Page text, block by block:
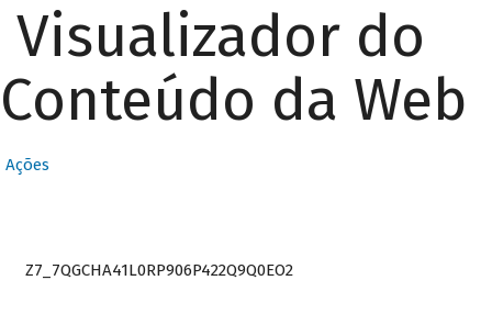
Visualizador do
Conteúdo da Web
Ações
Z7_7QGCHA41L0RP906P422Q9Q0EO2